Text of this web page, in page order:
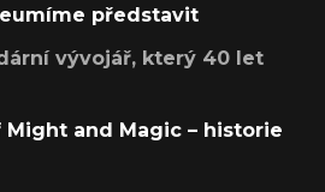
představit
vývojář, který 40 let
Might and Magic – historie